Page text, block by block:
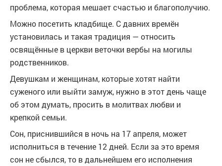
проблема, которая мешает счастью и благополучию.
Можно посетить кладбище. С давних времён
установилась и такая традиция — относить
освящённые в церкви веточки вербы на могилы
родственников.
Девушкам и женщинам, которые хотят найти
суженого или выйти замуж, нужно в этот день чаще
об этом думать, просить в молитвах любви и
крепкой семьи.
Сон, приснившийся в ночь на 17 апреля, может
исполниться в течение 12 дней. Если за это время
сон не сбылся, то в дальнейшем его исполнения